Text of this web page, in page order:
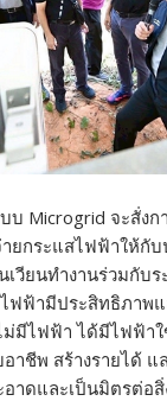
Microgrid จะสั่งก
ยกระแสไฟฟ้าให้กั
วียนทำงานร่วมกับร
ฟฟ้ามีประสิทธิภาพ
มีไฟฟ้า ได้มีไฟฟ้าใ
าชีพ สร้างรายได้ แ
าดและเป็นมิตรต่อ